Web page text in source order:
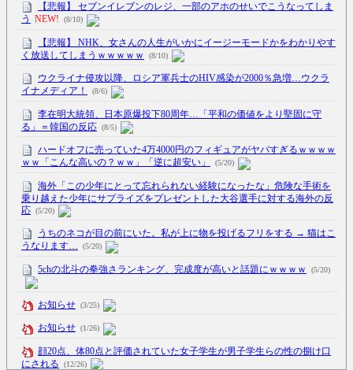
【悲報】 セブンイレブンのレジ、一部のアホのせいでこうなってしま
う NEW! (8/10)
【悲報】 NHK、女さんの人生がいかにイージーモードかをわかりやす
く放送してしまうｗｗｗｗｗ
(8/10)
ウクライナ侵攻以降、ロシア軍兵士のHIV感染が2000％急増…ウクラ
イナメディア！
(8/6)
李在明大統領、日本原爆投下80周年…「平和の価値をより堅固に守
る」＝韓国の反応 (8/5)
ハードオフに売っていた4万4000円のフィギュアがヤバすぎるｗｗｗｗ
ｗｗ「こんな高いの？ｗｗ」「逆に超安い」
(5/20)
海外「この少年にとって忘れられない経験になったな」危険な手術を
乗り越えた少年にサプライズをプレゼントした大谷選手に対する海外の反
応 (5/20)
うちのネコが目の前にいた。私が上に物を投げるフリをする → 猫はこ
うなります…
(5/20)
5chの北斗の拳強さランキング、完成度が高いと話題にｗｗｗｗ (5/20)
お知らせ (3/25)
お知らせ (1/26)
顔20点、体80点と評価されていた女子学生が男子学生らの性の捌け口
にされる
(12/26)